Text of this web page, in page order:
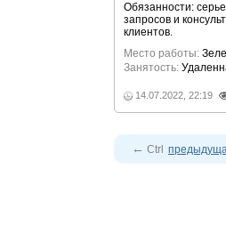
Обязанности:
зaпрocoв и
клиентов.
Место работы:
Занятость:
14.07.2022, 22:19
← Ctrl